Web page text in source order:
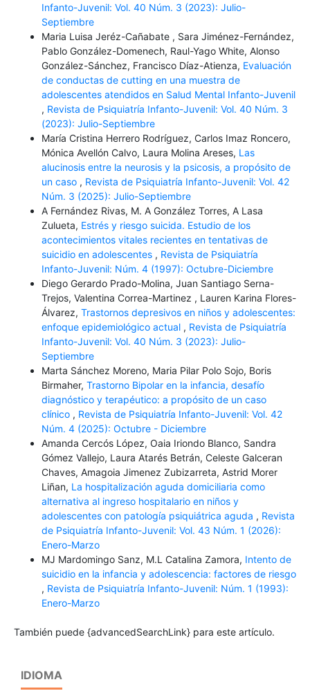
Infanto-Juvenil: Vol. 40 Núm. 3 (2023): Julio-
Septiembre
Maria Luisa Jeréz-Cañabate , Sara Jiménez-Fernández,
Pablo González-Domenech, Raul-Yago White, Alonso
González-Sánchez, Francisco Díaz-Atienza, Evaluación
de conductas de cutting en una muestra de
adolescentes atendidos en Salud Mental Infanto-Juvenil
, Revista de Psiquiatría Infanto-Juvenil: Vol. 40 Núm. 3
(2023): Julio-Septiembre
María Cristina Herrero Rodríguez, Carlos Imaz Roncero,
Mónica Avellón Calvo, Laura Molina Areses, Las
alucinosis entre la neurosis y la psicosis, a propósito de
un caso , Revista de Psiquiatría Infanto-Juvenil: Vol. 42
Núm. 3 (2025): Julio-Septiembre
A Fernández Rivas, M. A González Torres, A Lasa
Zulueta, Estrés y riesgo suicida. Estudio de los
acontecimientos vitales recientes en tentativas de
suicidio en adolescentes , Revista de Psiquiatría
Infanto-Juvenil: Núm. 4 (1997): Octubre-Diciembre
Diego Gerardo Prado-Molina, Juan Santiago Serna-
Trejos, Valentina Correa-Martinez , Lauren Karina Flores-
Álvarez, Trastornos depresivos en niños y adolescentes:
enfoque epidemiológico actual , Revista de Psiquiatría
Infanto-Juvenil: Vol. 40 Núm. 3 (2023): Julio-
Septiembre
Marta Sánchez Moreno, Maria Pilar Polo Sojo, Boris
Birmaher, Trastorno Bipolar en la infancia, desafío
diagnóstico y terapéutico: a propósito de un caso
clínico , Revista de Psiquiatría Infanto-Juvenil: Vol. 42
Núm. 4 (2025): Octubre - Diciembre
Amanda Cercós López, Oaia Iriondo Blanco, Sandra
Gómez Vallejo, Laura Atarés Betrán, Celeste Galceran
Chaves, Amagoia Jimenez Zubizarreta, Astrid Morer
Liñan, La hospitalización aguda domiciliaria como
alternativa al ingreso hospitalario en niños y
adolescentes con patología psiquiátrica aguda , Revista
de Psiquiatría Infanto-Juvenil: Vol. 43 Núm. 1 (2026):
Enero-Marzo
MJ Mardomingo Sanz, M.L Catalina Zamora, Intento de
suicidio en la infancia y adolescencia: factores de riesgo
, Revista de Psiquiatría Infanto-Juvenil: Núm. 1 (1993):
Enero-Marzo
También puede {advancedSearchLink} para este artículo.
IDIOMA